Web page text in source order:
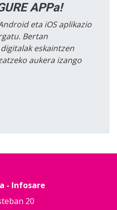
APPa!
eta iOS aplikazio
Bertan
eskaintzen
aukera izango
- Infosare
20